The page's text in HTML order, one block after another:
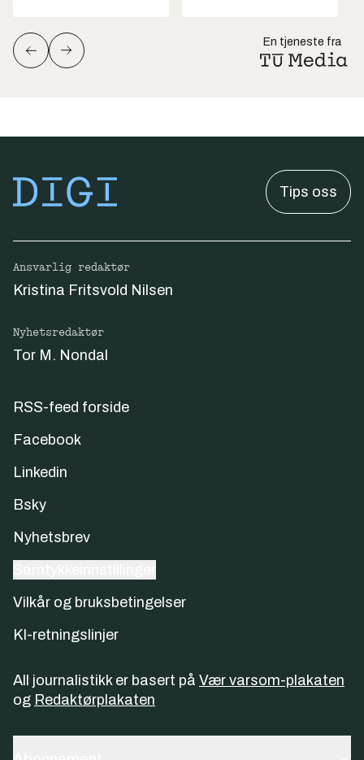
En tjeneste fra
Tips oss
Ansvarlig redaktør
Kristina Fritsvold Nilsen
Nyhetsredaktør
Tor M. Nondal
RSS-feed forside
Facebook
Linkedin
Bsky
Nyhetsbrev
Vilkår og bruksbetingelser
KI-retningslinjer
All journalistikk er basert på Vær varsom-plakaten
og Redaktørplakaten